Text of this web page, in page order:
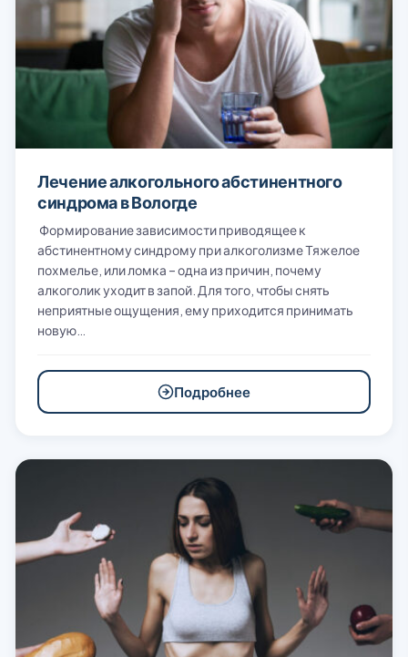
Лечение алкогольного абстинентного
синдрома в Вологде
Формирование зависимости приводящее к
абстинентному синдрому при алкоголизме Тяжелое
похмелье, или ломка – одна из причин, почему
алкоголик уходит в запой. Для того, чтобы снять
неприятные ощущения, ему приходится принимать
новую…
Подробнее